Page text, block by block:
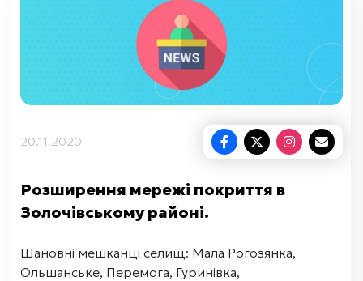
20.11.2020
Розширення мережі покриття в
Золочівському районі.
Шановні мешканці селищ: Мала Рогозянка,
Ольшанське, Перемога, Гуринівка,